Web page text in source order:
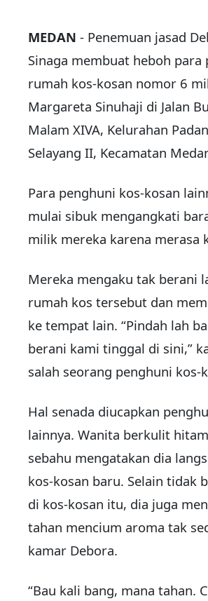
MEDAN - Penemuan jasad
Sinaga membuat heboh para
rumah kos-kosan nomor 6
Margareta Sinuhaji di Jalan
Malam XIVA, Kelurahan
Selayang II, Kecamatan
Para penghuni kos-kosan
mulai sibuk mengangkati
milik mereka karena merasa
Mereka mengaku tak berani
rumah kos tersebut dan
ke tempat lain. “Pindah lah
berani kami tinggal di sini,”
salah seorang penghuni kos-
Hal senada diucapkan
lainnya. Wanita berkulit
sebahu mengatakan dia
kos-kosan baru. Selain tidak
di kos-kosan itu, dia juga
tahan mencium aroma tak
kamar Debora.
“Bau kali bang, mana tahan.